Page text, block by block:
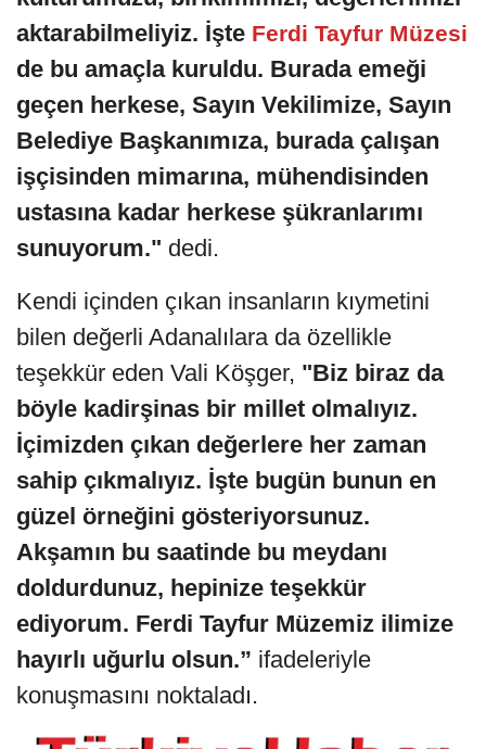
aktarabilmeliyiz. İşte Ferdi Tayfur Müzesi
de bu amaçla kuruldu. Burada emeği
geçen herkese, Sayın Vekilimize, Sayın
Belediye Başkanımıza, burada çalışan
işçisinden mimarına, mühendisinden
ustasına kadar herkese şükranlarımı
sunuyorum." dedi.
Kendi içinden çıkan insanların kıymetini
bilen değerli Adanalılara da özellikle
teşekkür eden Vali Köşger, "Biz biraz da
böyle kadirşinas bir millet olmalıyız.
İçimizden çıkan değerlere her zaman
sahip çıkmalıyız. İşte bugün bunun en
güzel örneğini gösteriyorsunuz.
Akşamın bu saatinde bu meydanı
doldurdunuz, hepinize teşekkür
ediyorum. Ferdi Tayfur Müzemiz ilimize
hayırlı uğurlu olsun.” ifadeleriyle
konuşmasını noktaladı.